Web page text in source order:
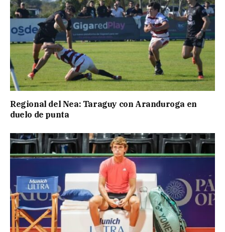
Regional del Nea: Taraguy con Aranduroga en
duelo de punta